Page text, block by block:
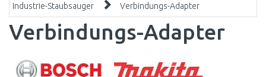
Industrie-Staubsauger
Verbindungs-Adapter
Verbindungs-Adapter